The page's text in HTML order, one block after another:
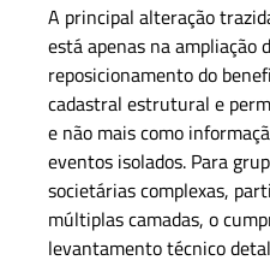
A principal alteração
está apenas na ampliação
reposicionamento do
cadastral estrutural e
e não mais como
eventos isolados. Para
societárias complexas,
múltiplas camadas, o
levantamento técnico